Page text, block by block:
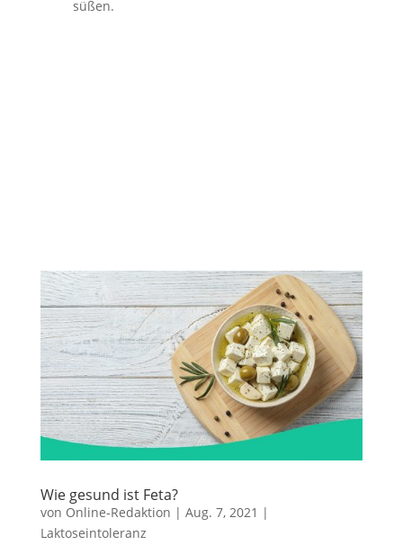
süßen.
Wie gesund ist Feta?
von Online-Redaktion | Aug. 7, 2021 |
Laktoseintoleranz